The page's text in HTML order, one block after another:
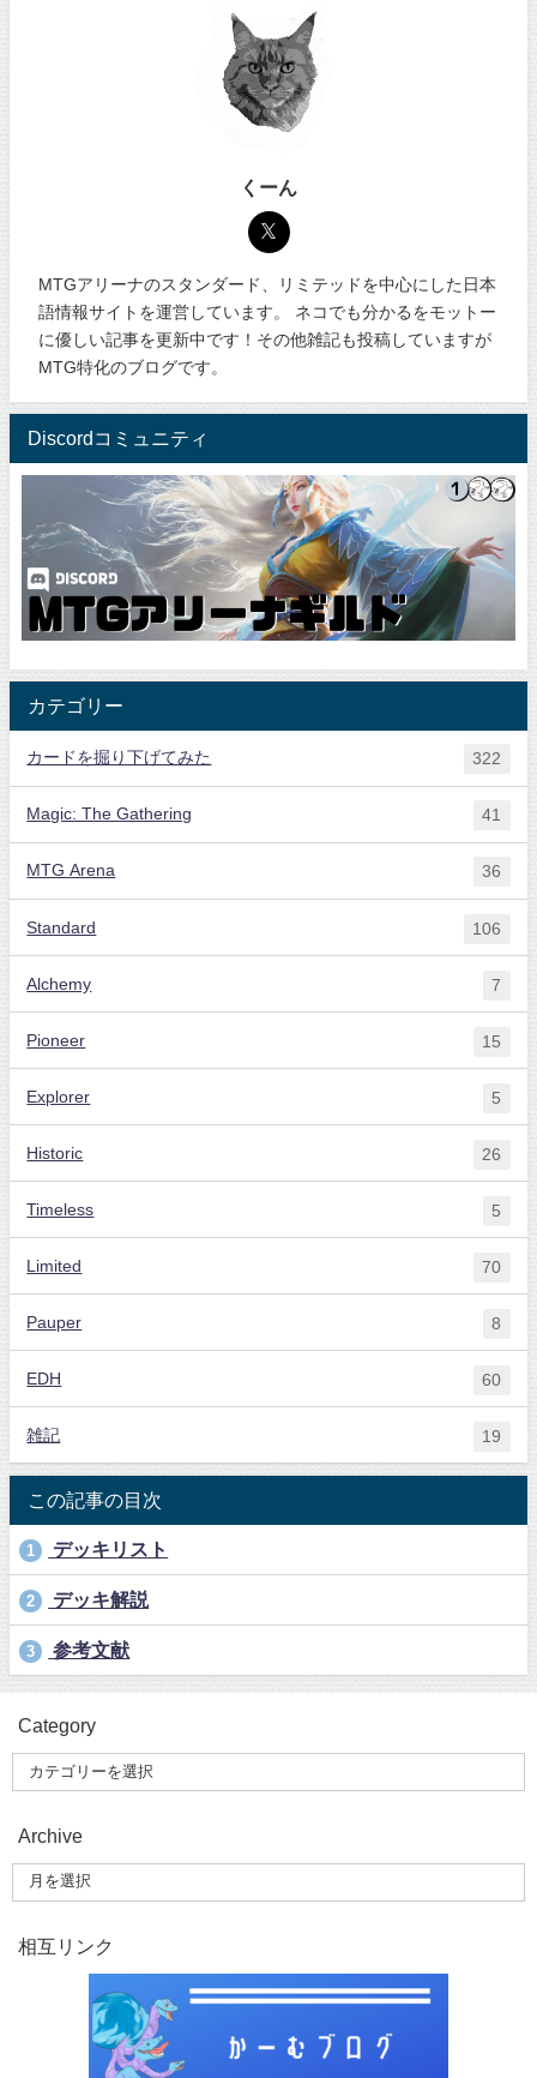
くーん
MTGアリーナのスタンダード、リミテッドを中心にした日本
語情報サイトを運営しています。 ネコでも分かるをモットー
に優しい記事を更新中です！その他雑記も投稿していますが
MTG特化のブログです。
Discordコミュニティ
カテゴリー
カードを掘り下げてみた 322
Magic: The Gathering 41
MTG Arena 36
Standard 106
Alchemy 7
Pioneer 15
Explorer 5
Historic 26
Timeless 5
Limited 70
Pauper 8
EDH 60
雑記 19
この記事の目次
1 デッキリスト
2 デッキ解説
3 参考文献
Category
Archive
相互リンク